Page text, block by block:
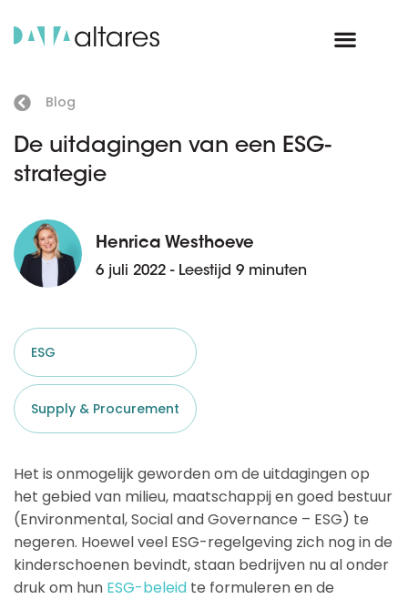
Blog
De uitdagingen van een ESG-
strategie
Henrica Westhoeve
6 juli 2022 - Leestijd 9 minuten
ESG
Supply & Procurement
Het is onmogelijk geworden om de uitdagingen op
het gebied van milieu, maatschappij en goed bestuur
(Environmental, Social and Governance – ESG) te
negeren. Hoewel veel ESG-regelgeving zich nog in de
kinderschoenen bevindt, staan bedrijven nu al onder
druk om hun ESG-beleid te formuleren en de